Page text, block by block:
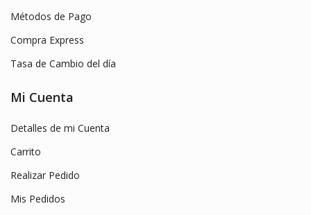
Métodos de Pago
Compra Express
Tasa de Cambio del día
Mi Cuenta
Detalles de mi Cuenta
Carrito
Realizar Pedido
Mis Pedidos